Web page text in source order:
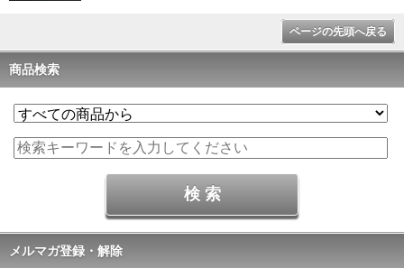
ページの先頭へ戻る
商品検索
メルマガ登録・解除